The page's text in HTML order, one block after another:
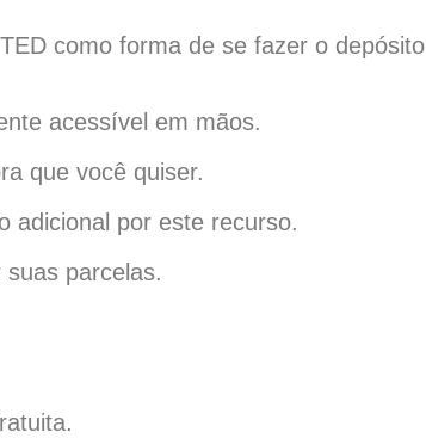
como forma de se fazer o depósito
acessível em mãos.
que você quiser.
adicional por este recurso.
parcelas.